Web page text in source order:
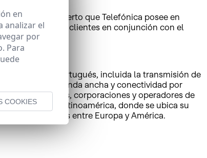
y al telepuerto que Telefónica posee en
uno de nuestros clientes en conjunción con el
en español y portugués, incluida la transmisión de
servicios de banda ancha y conectividad por
a gobiernos, corporaciones y operadores de
como en Latinoamérica, donde se ubica su
comunicaciones entre Europa y América.
en
analizar el
por
Para
COOKIES